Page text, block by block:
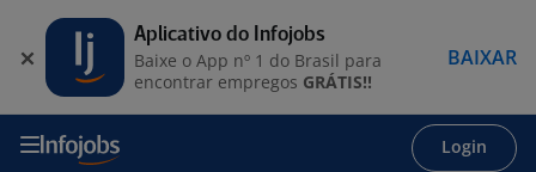
Login
Aplicativo do Infojobs
Baixe o App nº 1 do Brasil para
encontrar empregos GRÁTIS!!
BAIXAR